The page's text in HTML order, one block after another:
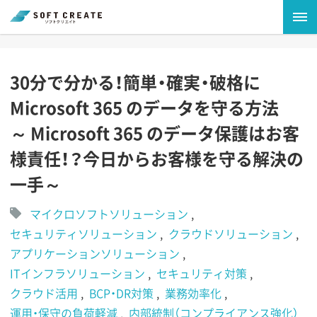
30分で分かる！簡単・確実・破格に
Microsoft 365 のデータを守る方法
～ Microsoft 365 のデータ保護はお客
様責任！？今日からお客様を守る解決の
一手～
マイクロソフトソリューション
セキュリティソリューション
クラウドソリューション
アプリケーションソリューション
ITインフラソリューション
セキュリティ対策
クラウド活用
BCP・DR対策
業務効率化
運用・保守の負荷軽減
内部統制（コンプライアンス強化）